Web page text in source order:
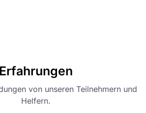
Erfahrungen
von unseren Teilnehmern und
Helfern.